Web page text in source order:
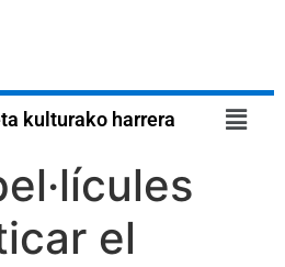
kulturako harrera
el